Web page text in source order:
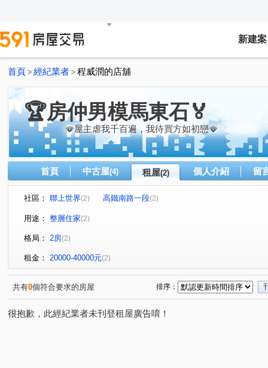
新建案
首頁 > 經紀業者 > 程威潤的店舖
🏆房仲男模馬東石🏅
🪭屋主虐我千百遍，我待買方如初戀🪭
首頁 中古屋(4) 租屋(2) 個人介紹 留
社區： 聯上世界(2) 高鐵南路一段(2)
用途： 整層住家(2)
格局： 2房(2)
租金： 20000-40000元(2)
共有0個符合要求的房屋 排序：
很抱歉，此經紀業者未刊登租屋廣告唷！